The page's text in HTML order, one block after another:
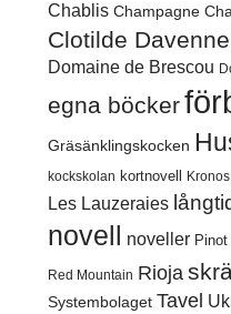
Chablis Champagne
Clotilde Davenne
Domaine de Brescou
egna böcker
Gräsänklingskocken
kockskolan kortnovell
Les Lauzeraies
novell noveller
Red Mountain Rioja
Systembolaget Tavel